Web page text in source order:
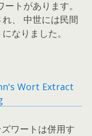
トがあります。
、 中世には民間
なりました。
ワートは併用す